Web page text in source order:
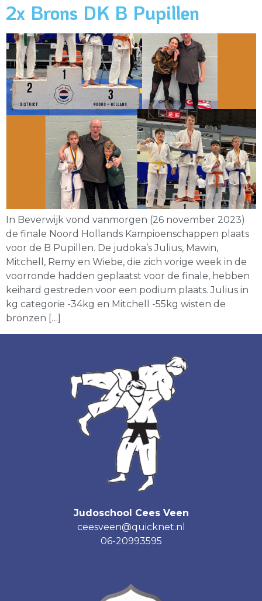
2x Brons DK B Pupillen
In Beverwijk vond vanmorgen (26 november 2023)
de finale Noord Hollands Kampioenschappen plaats
voor de B Pupillen. De judoka’s Julius, Mawin,
Mitchell, Remy en Wiebe, die zich vorige week in de
voorronde hadden geplaatst voor de finale, hebben
keihard gestreden voor een podium plaats. Julius in
kg categorie -34kg en Mitchell -55kg wisten de
bronzen […]
Judoschool Cees Veen
ceesveen@quicknet.nl
06-20993595